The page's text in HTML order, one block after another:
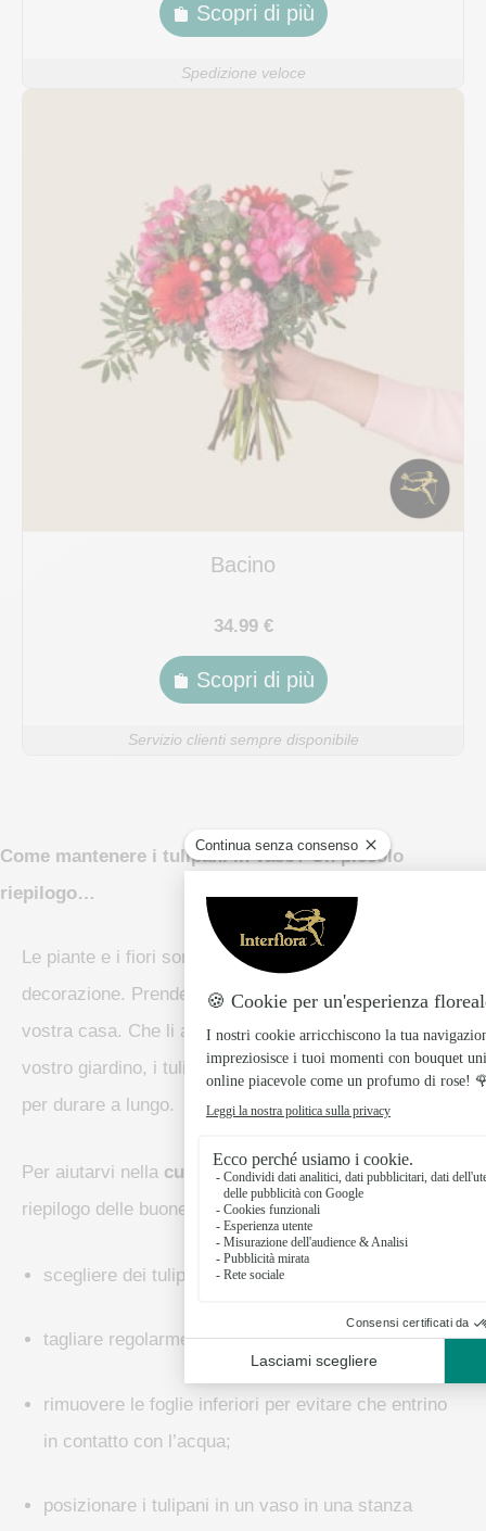
Scopri di più
Spedizione veloce
Bacino
34.99 €
Scopri di più
Servizio clienti sempre disponibile
Come mantenere i tulipani in vaso? Un piccolo
riepilogo…
Le piante e i fiori sono veri e propri elementi di
decorazione. Prendersene cura significa abbellire la
vostra casa. Che li abbiate ricevuti in regalo o colti nel
vostro giardino, i tulipani meritano le migliori attenzioni
per durare a lungo.
Per aiutarvi nella cura dei tulipani in vaso,ecco un
riepilogo delle buone pratiche da seguire:
scegliere dei tulipani con i boccioli chiusi;
tagliare regolarmente i gambi in diagonale;
rimuovere le foglie inferiori per evitare che entrino
in contatto con l’acqua;
posizionare i tulipani in un vaso in una stanza